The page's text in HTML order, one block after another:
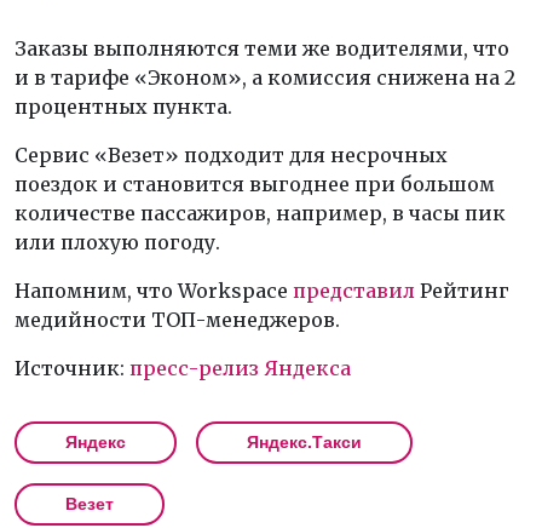
Заказы выполняются теми же водителями, что
и в тарифе «Эконом», а комиссия снижена на 2
процентных пункта.
Сервис «Везет» подходит для несрочных
поездок и становится выгоднее при большом
количестве пассажиров, например, в часы пик
или плохую погоду.
Напомним, что Workspace представил Рейтинг
медийности ТОП-менеджеров.
Источник: пресс-релиз Яндекса
Яндекс Яндекс.Такси
Везет